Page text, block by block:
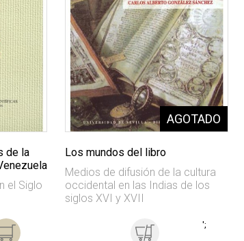
de la
el Siglo
Los mundos del libro
Medios de difusión de la cultura
occidental en las Indias de los
siglos XVI y XVII
';